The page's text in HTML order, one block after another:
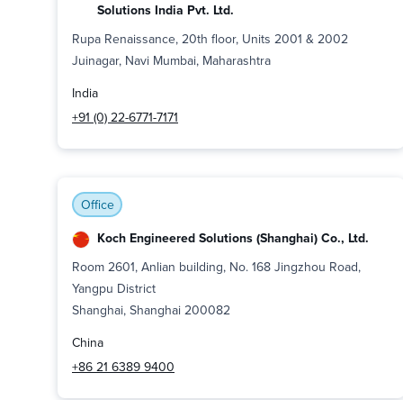
Solutions India Pvt. Ltd.
Rupa Renaissance, 20th floor, Units 2001 & 2002
Juinagar, Navi Mumbai, Maharashtra
India
+91 (0) 22-6771-7171
Office
Koch Engineered Solutions (Shanghai) Co., Ltd.
Room 2601, Anlian building, No. 168 Jingzhou Road,
Yangpu District
Shanghai, Shanghai 200082
China
+86 21 6389 9400